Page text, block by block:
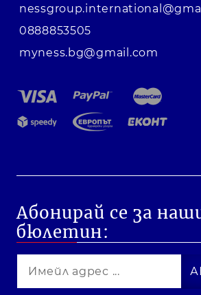
0888853505
myness.bg@gmail.com
Абонирай се за
бюлетин: